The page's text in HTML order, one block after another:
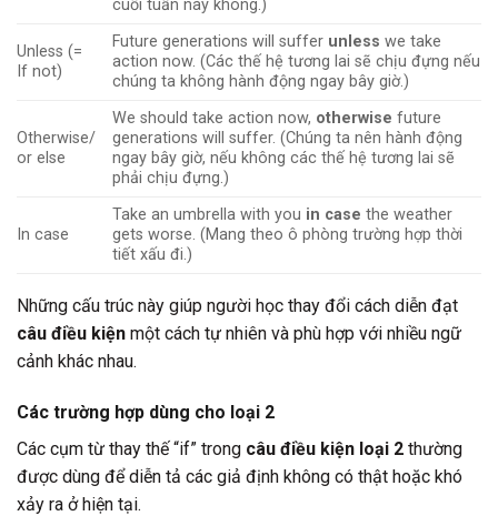
cuối tuần này không.)
Unless (=
If not)
Future generations will suffer unless we take
action now. (Các thế hệ tương lai sẽ chịu đựng nếu
chúng ta không hành động ngay bây giờ.)
Otherwise/
or else
We should take action now, otherwise future
generations will suffer. (Chúng ta nên hành động
ngay bây giờ, nếu không các thế hệ tương lai sẽ
phải chịu đựng.)
In case
Take an umbrella with you in case the weather
gets worse. (Mang theo ô phòng trường hợp thời
tiết xấu đi.)
Những cấu trúc này giúp người học thay đổi cách diễn đạt
câu điều kiện một cách tự nhiên và phù hợp với nhiều ngữ
cảnh khác nhau.
Các trường hợp dùng cho loại 2
Các cụm từ thay thế “if” trong câu điều kiện loại 2 thường
được dùng để diễn tả các giả định không có thật hoặc khó
xảy ra ở hiện tại.